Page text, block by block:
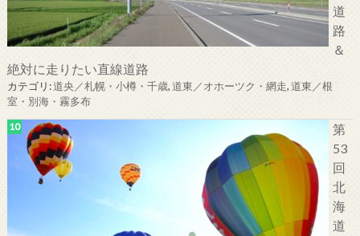
道
路
＆
絶対に走りたい直線道路
カテゴリ:道央／札幌・小樽・千歳,道東／オホーツク・網走,道東／根
室・別海・霧多布
第
53
回
北
海
道